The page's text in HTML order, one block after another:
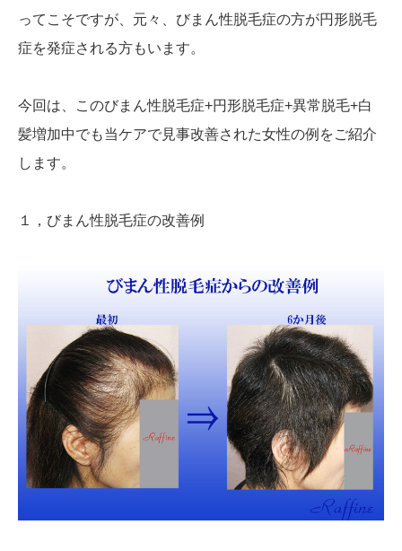
ってこそですが、元々、びまん性脱毛症の方が円形脱毛
症を発症される方もいます。
今回は、このびまん性脱毛症+円形脱毛症+異常脱毛+白
髪増加中でも当ケアで見事改善された女性の例をご紹介
します。
１，びまん性脱毛症の改善例